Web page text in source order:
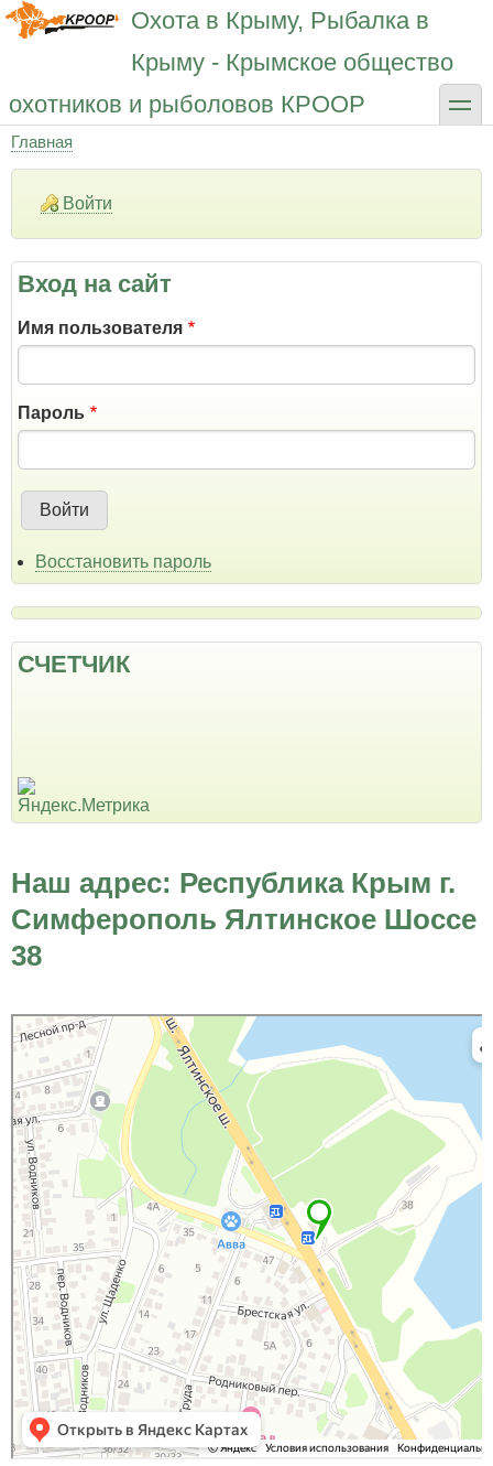
Перейти
Охота в Крыму, Рыбалка в
Крыму - Крымское общество
охотников и рыболовов КРООР
toggle
Строка
навигации
Главная
Войти
Вход на сайт
Имя пользователя
Пароль
Восстановить пароль
СЧЕТЧИК
Наш адрес: Республика Крым г.
Симферополь Ялтинское Шоссе
38
Яндекс Карты
Яндекс Карты — транспорт, навигация, поиск мест